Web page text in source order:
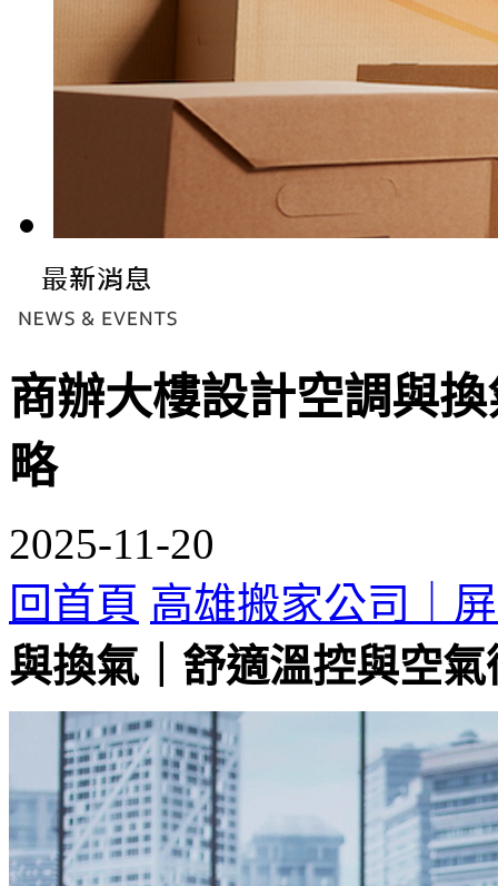
商辦大樓設計空調與
略
2025-11-20
回首頁 高雄搬家公司｜
與換氣｜舒適溫控與空